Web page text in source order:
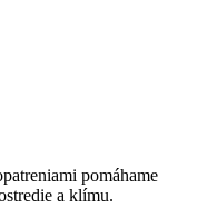
pomáhame
a klímu.